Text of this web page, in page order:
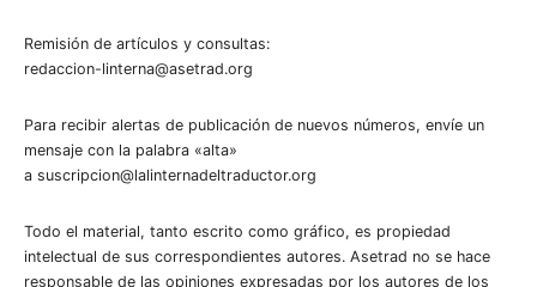
Remisión de artículos y consultas:
redaccion-linterna@asetrad.org
Para recibir alertas de publicación de nuevos números, envíe un
mensaje con la palabra «alta»
a suscripcion@lalinternadeltraductor.org
Todo el material, tanto escrito como gráfico, es propiedad
intelectual de sus correspondientes autores. Asetrad no se hace
responsable de las opiniones expresadas por los autores de los